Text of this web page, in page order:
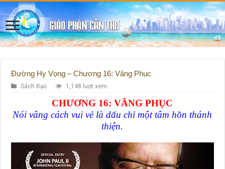
Đường Hy Vọng – Chương 16: Vâng Phục
Sách Đạo 1,148 lượt xem
CHƯƠNG 16: VÂNG PHỤC
Nói vâng cách vui vẻ là dấu chỉ một tâm hồn thánh
thiện.